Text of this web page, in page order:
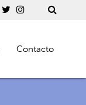
Contacto